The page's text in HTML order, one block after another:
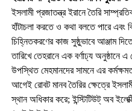
ইসলামী প্রজাতন্ত্র ইরানে তৈরি
হাঁটাচলা করতে ও কথা বলতে পারে এবং
চিহ্নিতকরণের কাজ সুষ্ঠুভাবে আঞ্জাম
তারিখে তেহরানে এক বর্ণাঢ্য অনুষ্ঠানে
উপস্থিত মেহমানদের সামনে এর
আগেই রোবট মানব তৈরির ক্ষেত্রে
স্থান অধিকার করে; ইন্স্টিটিউট্ অব